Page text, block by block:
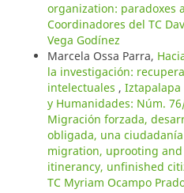
organization: paradoxes
Coordinadores del TC
Vega Godínez
Marcela Ossa Parra,
la investigación:
intelectuales , Iztapalapa
y Humanidades: Núm.
Migración forzada,
obligada, una
migration, uprooting
itinerancy, unfinished
TC Myriam Ocampo